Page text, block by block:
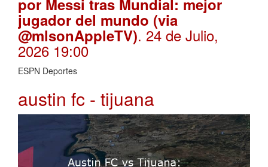
por Messi tras Mundial: mejor
jugador del mundo (via
@mlsonAppleTV). 24 de Julio,
2026 19:00
ESPN Deportes
austin fc - tijuana